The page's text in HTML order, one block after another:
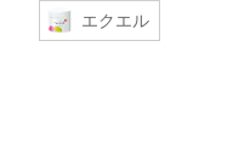
エクエル